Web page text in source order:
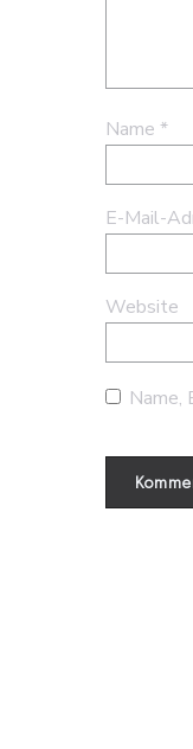
Name *
E-Mail-
Website
Name,